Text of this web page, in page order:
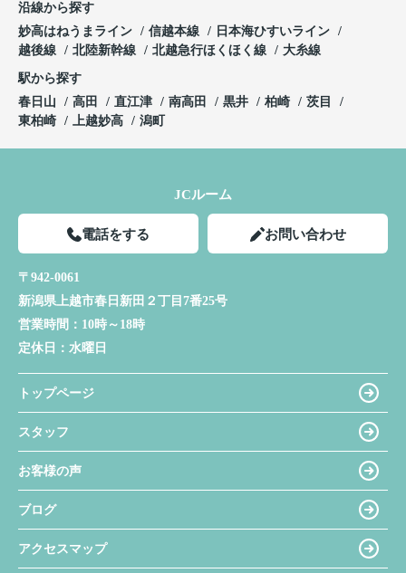
沿線から探す
妙高はねうまライン
信越本線
日本海ひすいライン
越後線
北陸新幹線 北越急行ほくほく線 大糸線
駅から探す
春日山
高田 直江津 南高田 黒井 柏崎
茨目
東柏崎
上越妙高 潟町
JCルーム
電話をする お問い合わせ
〒942-0061
新潟県上越市春日新田２丁目7番25号
営業時間： 10時～18時
定休日： 水曜日
トップページ
スタッフ
お客様の声
ブログ
アクセスマップ